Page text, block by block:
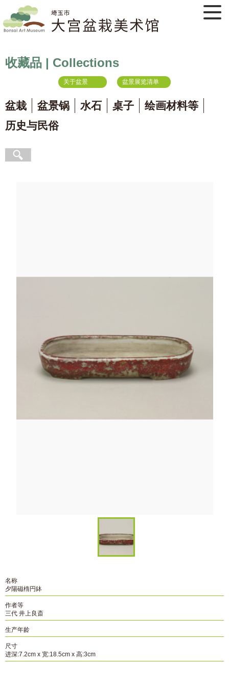
收藏品 | Collections
关于盆景 盆景展览清单
盆栽 盆景锅 水石 桌子
绘画材料等
历史与民俗
名称
夕陽磁楕円鉢
作者等
三代 井上良斎
生产年龄
尺寸
进深:7.2cm x 宽:18.5cm x 高:3cm